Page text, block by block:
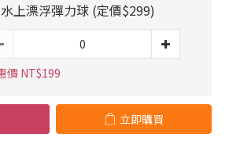
上漂浮彈力球 (定價$299)
價 NT$199
立即購買